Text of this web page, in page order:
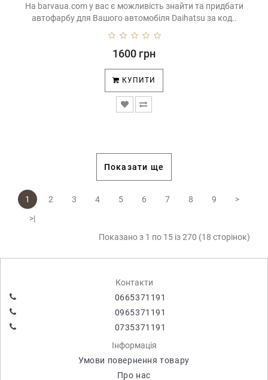
На barvaua.com у вас є можливість знайти та придбати
автофарбу для Вашого автомобіля Daihatsu за код..
1600 грн
КУПИТИ
Показати ще
1 2 3 4 5 6 7 8 9
>
>|
Показано з 1 по 15 із 270 (18 сторінок)
Контакти
0665371191
0965371191
0735371191
Інформація
Умови повернення товару
Про нас